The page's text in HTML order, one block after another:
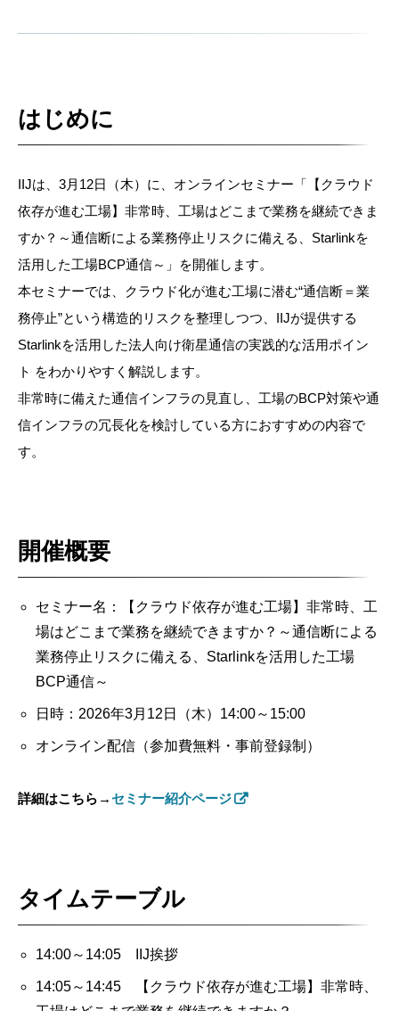
はじめに
IIJは、3月12日（木）に、オンラインセミナー「【クラウド
依存が進む工場】非常時、工場はどこまで業務を継続できま
すか？～通信断による業務停止リスクに備える、Starlinkを
活用した工場BCP通信～」を開催します。
本セミナーでは、クラウド化が進む工場に潜む“通信断＝業
務停止”という構造的リスクを整理しつつ、IIJが提供する
Starlinkを活用した法人向け衛星通信の実践的な活用ポイン
ト をわかりやすく解説します。
非常時に備えた通信インフラの見直し、工場のBCP対策や通
信インフラの冗長化を検討している方におすすめの内容で
す。
開催概要
セミナー名：【クラウド依存が進む工場】非常時、工
場はどこまで業務を継続できますか？～通信断による
業務停止リスクに備える、Starlinkを活用した工場
BCP通信～
日時：2026年3月12日（木）14:00～15:00
オンライン配信（参加費無料・事前登録制）
詳細はこちら→ セミナー紹介ページ
タイムテーブル
14:00～14:05 IIJ挨拶
14:05～14:45 【クラウド依存が進む工場】非常時、